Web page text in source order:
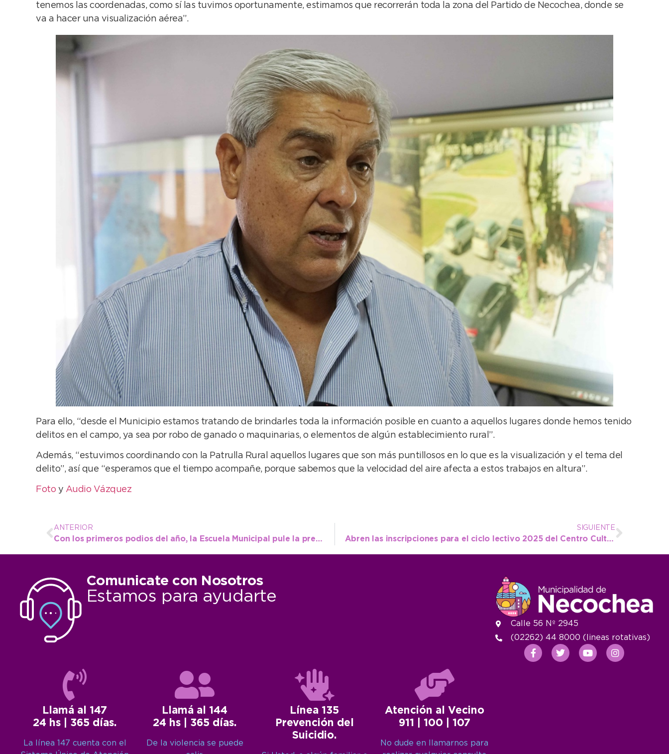
tenemos las coordenadas, como sí las tuvimos oportunamente, estimamos que recorrerán toda la zona del Partido de Necochea, donde se
va a hacer una visualización aérea”.
Para ello, “desde el Municipio estamos tratando de brindarles toda la información posible en cuanto a aquellos lugares donde hemos tenido
delitos en el campo, ya sea por robo de ganado o maquinarias, o elementos de algún establecimiento rural”.
Además, “estuvimos coordinando con la Patrulla Rural aquellos lugares que son más puntillosos en lo que es la visualización y el tema del
delito”, así que “esperamos que el tiempo acompañe, porque sabemos que la velocidad del aire afecta a estos trabajos en altura”.
Foto y Audio Vázquez
ANTERIOR
Con los primeros podios del año, la Escuela Municipal pule la pretemporada para sacar el máximo rendimiento
SIGUIENTE
Abren las inscripciones para el ciclo lectivo 2025 del Centro Cultural Municipal
Comunicate con Nosotros
Estamos para ayudarte
Llamá al 147
24 hs | 365 días.
La línea 147 cuenta con el
Llamá al 144
24 hs | 365 días.
De la violencia se puede
Línea 135
Prevención del
Suicidio.
Atención al Vecino
911 | 100 | 107
No dude en llamarnos para
Calle 56 Nº 2945
(02262) 44 8000 (lineas rotativas)